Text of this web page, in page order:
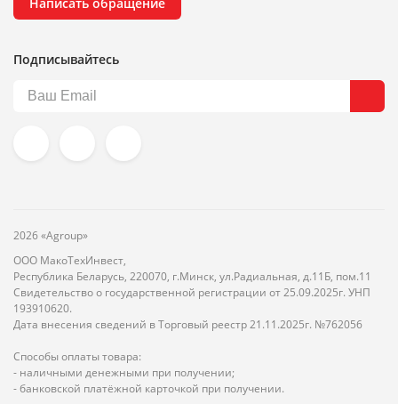
Подписывайтесь
2026 «Agroup»
ООО МакоТехИнвест,
Республика Беларусь, 220070, г.Минск, ул.Радиальная, д.11Б, пом.11
Свидетельство о государственной регистрации от 25.09.2025г. УНП
193910620.
Дата внесения сведений в Торговый реестр 21.11.2025г. №762056
Способы оплаты товара:
- наличными денежными при получении;
- банковской платёжной карточкой при получении.